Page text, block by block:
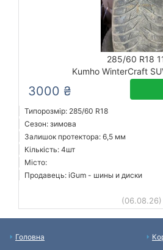
285/60 R18
Kumho WinterCraft
3000 ₴
Типорозмір: 285/60 R18
Сезон: зимова
Залишок протектора: 6,5 мм
Кількість: 4шт
Місто:
Продавець: iGum - шины и диски
(06.08.26)
Головна